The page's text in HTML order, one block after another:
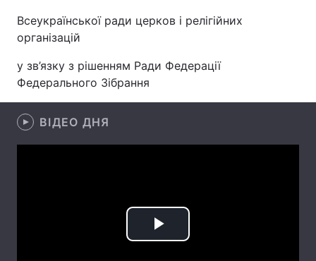
Війна
Всеукраїнської ради церков і релігійних
організацій
у зв’язку з рішенням Ради Федерації
Федерального Зібрання
ВІДЕО ДНЯ
Play